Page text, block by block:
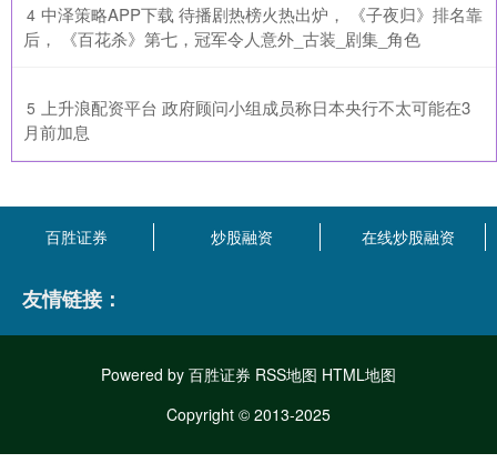
4 ​中泽策略APP下载 待播剧热榜火热出炉， 《子夜归》排名靠
后， 《百花杀》第七，冠军令人意外_古装_剧集_角色
5 ​上升浪配资平台 政府顾问小组成员称日本央行不太可能在3
月前加息
百胜证券 炒股融资 在线炒股融资
友情链接：
Powered by 百胜证券 RSS地图 HTML地图
Copyright © 2013-2025